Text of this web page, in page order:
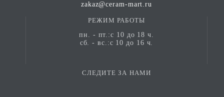
zakaz@ceram-mart.ru
РЕЖИМ РАБОТЫ
пн. - пт.:с 10 до 18 ч.
сб. - вс.:с 10 до 16 ч.
СЛЕДИТЕ ЗА НАМИ